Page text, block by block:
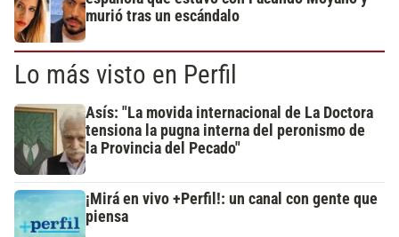
murió tras un escándalo
Lo más visto en Perfil
Asís: "La movida internacional de La Doctora
tensiona la pugna interna del peronismo de
la Provincia del Pecado"
¡Mirá en vivo +Perfil!: un canal con gente que
piensa